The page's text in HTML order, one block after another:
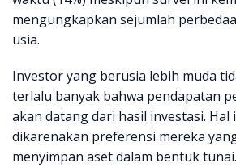
mengungkapkan sejumlah
usia.
Investor yang berusia lebih muda
terlalu banyak bahwa pendapatan
akan datang dari hasil investasi. Hal
dikarenakan preferensi mereka
menyimpan aset dalam bentuk